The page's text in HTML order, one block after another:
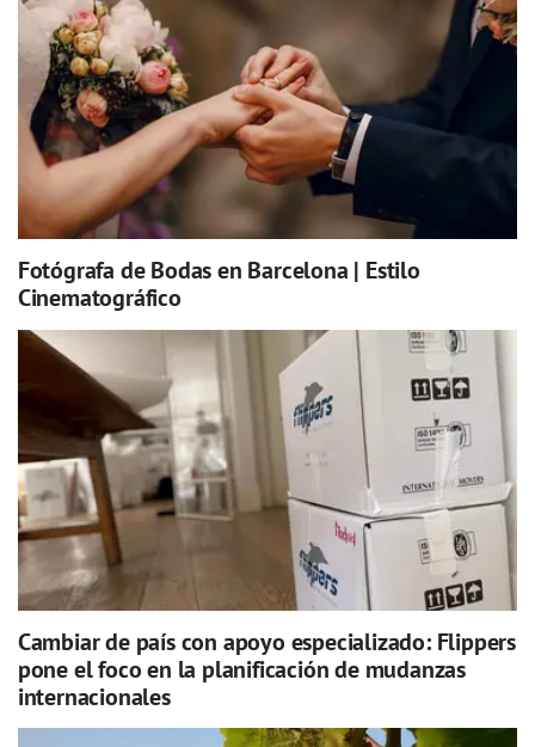
Fotógrafa de Bodas en Barcelona | Estilo
Cinematográfico
Cambiar de país con apoyo especializado: Flippers
pone el foco en la planificación de mudanzas
internacionales